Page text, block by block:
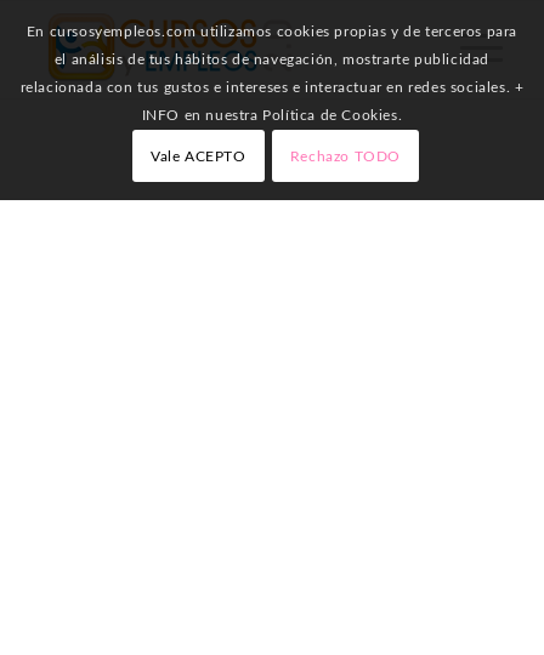
En cursosyempleos.com utilizamos cookies propias y de terceros para
el análisis de tus hábitos de navegación, mostrarte publicidad
relacionada con tus gustos e intereses e interactuar en redes sociales. +
INFO en nuestra Política de Cookies.
Vale ACEPTO Rechazo TODO